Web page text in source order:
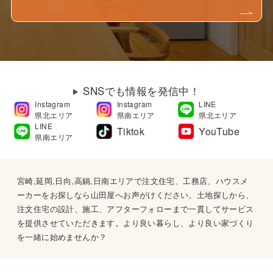
SNSでも情報を発信中！
Instagram
県北エリア
Instagram
県南エリア
LINE
県北エリア
LINE
県南エリア
Tiktok YouTube
宮崎,延岡,日向,高鍋,日南エリアで注文住宅、工務店、ハウスメ
ーカーをお探しなら山田屋へお声がけください。土地探しから、
注文住宅の設計、施工、アフターフォローまで一貫してサービス
を提供させていただきます。より良い暮らし、より良い家づくり
を一緒に始めませんか？